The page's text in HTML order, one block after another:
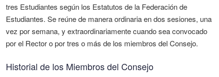
tres Estudiantes según los Estatutos de la Federación de
Estudiantes. Se reúne de manera ordinaria en dos sesiones, una
vez por semana, y extraordinariamente cuando sea convocado
por el Rector o por tres o más de los miembros del Consejo.
Historial de los Miembros del Consejo